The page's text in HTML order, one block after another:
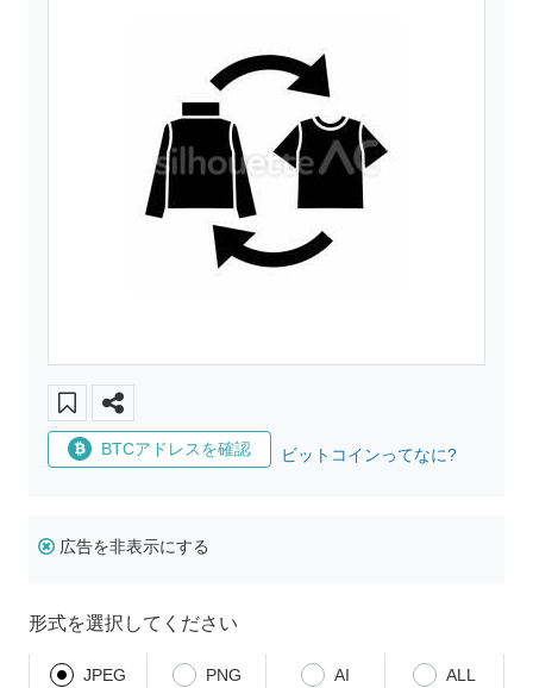
BTCアドレスを確認 ビットコインってなに?
広告を非表示にする
形式を選択してください
JPEG PNG AI ALL